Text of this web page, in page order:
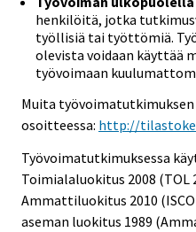
henkilöitä, jotka
työllisiä tai työttömiä.
olevista voidaan käyttää
työvoimaan
Muita
osoitteessa: http://
Työvoimatutkimuksessa
Toimialaluokitus 2008 (TOL
Ammattiluokitus 2010
aseman luokitus 1989